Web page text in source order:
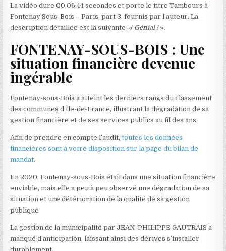
La vidéo dure 00:06:44 secondes et porte le titre Tambours à
Fontenay Sous-Bois – Paris, part 3, fournis par l’auteur. La
description détaillée est la suivante :« Génial ! ».
FONTENAY-SOUS-BOIS : Une
situation financière devenue
ingérable
Fontenay-sous-Bois a atteint les derniers rangs du classement
des communes d’Île-de-France, illustrant la dégradation de sa
gestion financière et de ses services publics au fil des ans.
Afin de prendre en compte l’audit,toutes les données
financières sont à votre disposition sur la page du bilan de
mandat.
En 2020, Fontenay-sous-Bois était dans une situation financière
enviable, mais elle a peu à peu observé une dégradation de sa
situation et une détérioration de la qualité de sa gestion
publique
La gestion de la municipalité par JEAN-PHILIPPE GAUTRAIS a
manqué d’anticipation, laissant ainsi des dérives s’installer